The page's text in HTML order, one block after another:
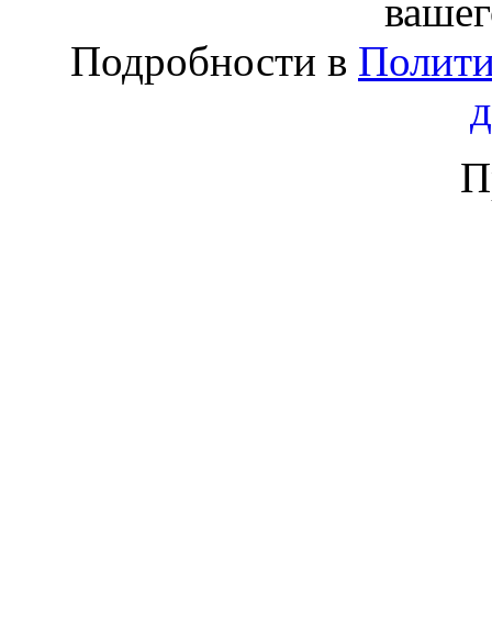
Подробности в